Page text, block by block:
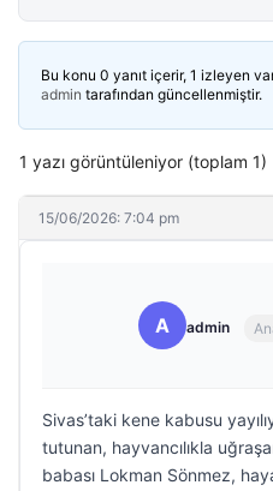
Bu konu 0 yanıt içerir, 1 izleyen
admin tarafından güncellenmiştir.
1 yazı görüntüleniyor (toplam 1)
15/06/2026: 7:04 pm
A admin
Sivas’taki kene kabusu
tutunan, hayvancılıkla
babası Lokman Sönmez,